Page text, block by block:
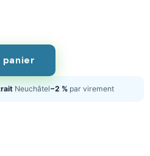
Neuchâtel−2 % par virement